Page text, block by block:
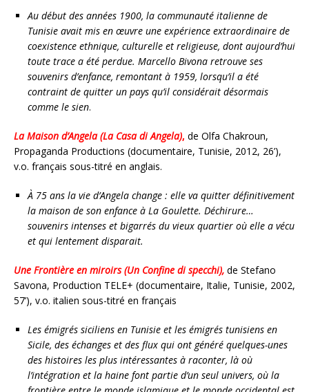
Au début des années 1900, la communauté italienne de
Tunisie avait mis en œuvre une expérience extraordinaire de
coexistence ethnique, culturelle et religieuse, dont aujourd’hui
toute trace a été perdue. Marcello Bivona retrouve ses
souvenirs d’enfance, remontant à 1959, lorsqu’il a été
contraint de quitter un pays qu’il considérait désormais
comme le sien.
La Maison d’Angela (La Casa di Angela), de Olfa Chakroun,
Propaganda Productions (documentaire, Tunisie, 2012, 26’),
v.o. français sous-titré en anglais.
À 75 ans la vie d’Angela change : elle va quitter définitivement
la maison de son enfance à La Goulette. Déchirure…
souvenirs intenses et bigarrés du vieux quartier où elle a vécu
et qui lentement disparait.
Une Frontière en miroirs (Un Confine di specchi), de Stefano
Savona, Production TELE+ (documentaire, Italie, Tunisie, 2002,
57’), v.o. italien sous-titré en français
Les émigrés siciliens en Tunisie et les émigrés tunisiens en
Sicile, des échanges et des flux qui ont généré quelques-unes
des histoires les plus intéressantes à raconter, là où
l’intégration et la haine font partie d’un seul univers, où la